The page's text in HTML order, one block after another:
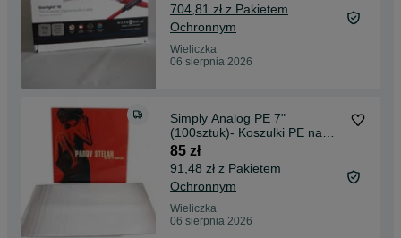
704,81 zł z Pakietem
Ochronnym
Wieliczka
06 sierpnia 2026
Simply Analog PE 7"
(100sztuk)- Koszulki PE na
Okładki Płyt Winylowych
85 zł
91,48 zł z Pakietem
Ochronnym
Wieliczka
06 sierpnia 2026